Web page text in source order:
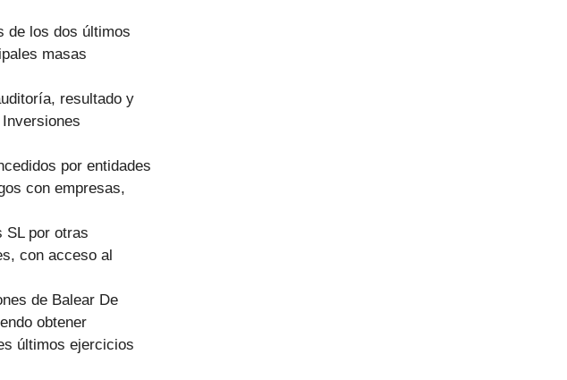
de los dos últimos
masas
resultado y
por entidades
con empresas,
SL por otras
con acceso al
de Balear De
obtener
últimos ejercicios